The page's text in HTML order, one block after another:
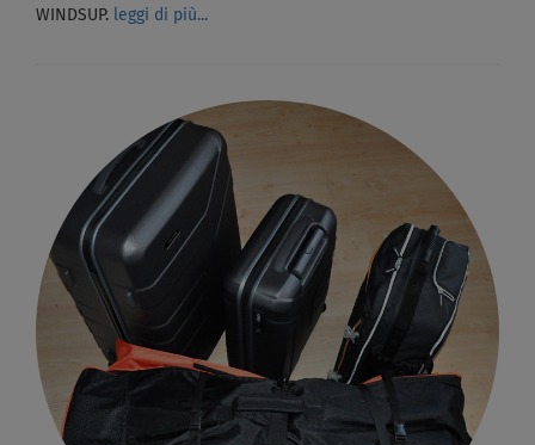
WINDSUP. leggi di più...